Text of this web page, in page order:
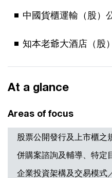
中國貨櫃運輸（股）
知本老爺大酒店（股
At a glance
Areas of focus
股票公開發行及上市櫃之
併購案諮詢及輔導、特定
企業投資架構及交易模式